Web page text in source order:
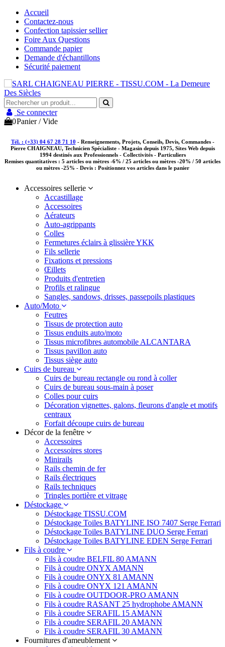
Accueil
Contactez-nous
Confection tapissier sellier
Foire Aux Questions
Commande papier
Demande d'échantillons
Sécurité paiement
Se connecter
0Panier /Vide
Tél. : (+33) 04 67 28 71 10 - Renseignements, Projets, Conseils, Devis, Commandes -
Pierre CHAIGNEAU, Technicien Spécialiste - Magasin depuis 1975, Sites Web depuis
1994 destinés aux Professionnels - Collectivités - Particuliers
Remises quantitatives : 5 articles ou mètres -6% / 25 articles ou mètres -20% / 50 articles
ou mètres -25% - Devis : Positionnez vos articles dans le panier
Accessoires sellerie
Accastillage
Accessoires
Aérateurs
Auto-agrippants
Colles
Fermetures éclairs à glissière YKK
Fils sellerie
Fixations et pressions
Œillets
Produits d'entretien
Profils et ralingue
Sangles, sandows, drisses, passepoils plastiques
Auto/Moto
Feutres
Tissus de protection auto
Tissus enduits auto/moto
Tissus microfibres automobile ALCANTARA
Tissus pavillon auto
Tissus siège auto
Cuirs de bureau
Cuirs de bureau rectangle ou rond à coller
Cuirs de bureau sous-main à poser
Colles pour cuirs
Décoration vignettes, galons, fleurons d'angle et motifs
centraux
Forfait découpe cuirs de bureau
Décor de la fenêtre
Accessoires
Accessoires stores
Minirails
Rails chemin de fer
Rails électriques
Rails techniques
Tringles portière et vitrage
Déstockage
Déstockage TISSU.COM
Déstockage Toiles BATYLINE ISO 7407 Serge Ferrari
Déstockage Toiles BATYLINE DUO Serge Ferrari
Déstockage Toiles BATYLINE EDEN Serge Ferrari
Fils à coudre
Fils à coudre BELFIL 80 AMANN
Fils à coudre ONYX AMANN
Fils à coudre ONYX 81 AMANN
Fils à coudre ONYX 121 AMANN
Fils à coudre OUTDOOR-PRO AMANN
Fils à coudre RASANT 25 hydrophobe AMANN
Fils à coudre SERAFIL 15 AMANN
Fils à coudre SERAFIL 20 AMANN
Fils à coudre SERAFIL 30 AMANN
Fournitures d'ameublement